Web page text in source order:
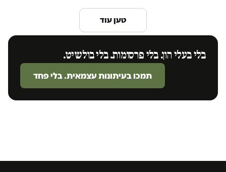
טען עוד
בלי בעלי הון. בלי פרסומות. בלי בולשיט.
תמכו בעיתונות עצמאית. בלי פחד